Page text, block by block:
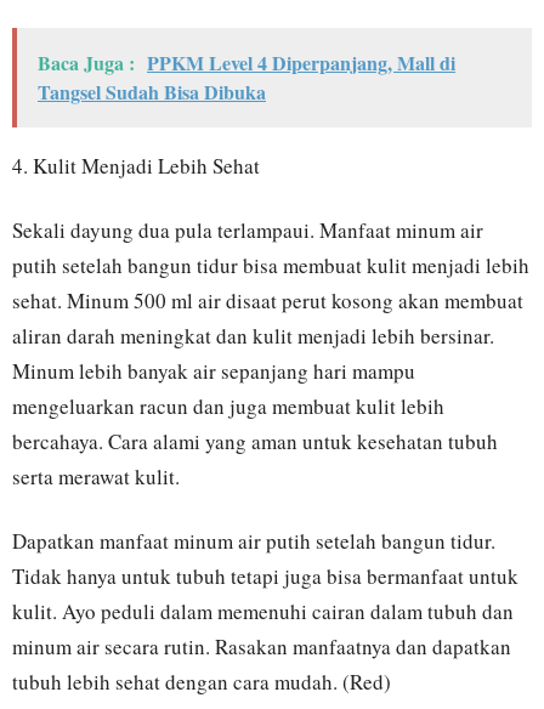
Baca Juga : PPKM Level 4 Diperpanjang, Mall di
Tangsel Sudah Bisa Dibuka
4. Kulit Menjadi Lebih Sehat
Sekali dayung dua pula terlampaui. Manfaat minum air
putih setelah bangun tidur bisa membuat kulit menjadi lebih
sehat. Minum 500 ml air disaat perut kosong akan membuat
aliran darah meningkat dan kulit menjadi lebih bersinar.
Minum lebih banyak air sepanjang hari mampu
mengeluarkan racun dan juga membuat kulit lebih
bercahaya. Cara alami yang aman untuk kesehatan tubuh
serta merawat kulit.
Dapatkan manfaat minum air putih setelah bangun tidur.
Tidak hanya untuk tubuh tetapi juga bisa bermanfaat untuk
kulit. Ayo peduli dalam memenuhi cairan dalam tubuh dan
minum air secara rutin. Rasakan manfaatnya dan dapatkan
tubuh lebih sehat dengan cara mudah. (Red)